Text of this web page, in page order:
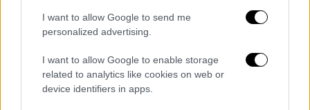
I want to allow Google to send me
personalized advertising.
I want to allow Google to enable storage
related to analytics like cookies on web or
device identifiers in apps.
18:30-19:00 Παραδοσιακός Αιθιοπικός χορός
από την Ένωση Αιθιόπων Εργαζομένων
Αφρική με τον Dauda Conte από την
κοινότητα Σιέρα Λεόνε και το συγκρότημα